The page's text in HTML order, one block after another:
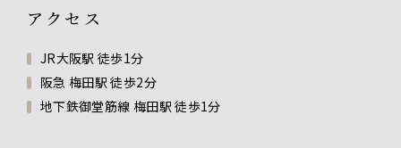
アクセス
JR大阪駅 徒歩1分
阪急 梅田駅 徒歩2分
地下鉄御堂筋線 梅田駅 徒歩1分